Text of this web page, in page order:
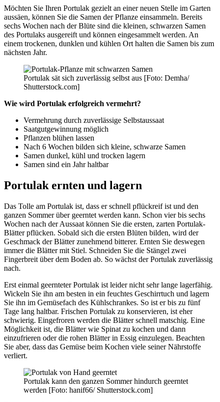
Möchten Sie Ihren Portulak gezielt an einer neuen Stelle im Garten
aussäen, können Sie die Samen der Pflanze einsammeln. Bereits
sechs Wochen nach der Blüte sind die kleinen, schwarzen Samen
des Portulaks ausgereift und können eingesammelt werden. An
einem trockenen, dunklen und kühlen Ort halten die Samen bis zum
nächsten Jahr.
Portulak sät sich zuverlässig selbst aus [Foto: Demha/
Shutterstock.com]
Wie wird Portulak erfolgreich vermehrt?
Vermehrung durch zuverlässige Selbstaussaat
Saatgutgewinnung möglich
Pflanzen blühen lassen
Nach 6 Wochen bilden sich kleine, schwarze Samen
Samen dunkel, kühl und trocken lagern
Samen sind ein Jahr haltbar
Portulak ernten und lagern
Das Tolle am Portulak ist, dass er schnell pflückreif ist und den
ganzen Sommer über geerntet werden kann. Schon vier bis sechs
Wochen nach der Aussaat können Sie die ersten, zarten Portulak-
Blätter pflücken. Sobald sich die ersten Blüten bilden, wird der
Geschmack der Blätter zunehmend bitterer. Ernten Sie deswegen
immer die Blätter mit Stiel. Schneiden Sie die Stängel zwei
Fingerbreit über dem Boden ab. So wächst der Portulak zuverlässig
nach.
Erst einmal geernteter Portulak ist leider nicht sehr lange lagerfähig.
Wickeln Sie ihn am besten in ein feuchtes Geschirrtuch und lagern
Sie ihn im Gemüsefach des Kühlschrankes. So ist er bis zu fünf
Tage lang haltbar. Frischen Portulak zu konservieren, ist eher
schwierig. Eingefroren werden die Blätter schnell matschig. Eine
Möglichkeit ist, die Blätter wie Spinat zu kochen und dann
einzufrieren oder die rohen Blätter in Essig einzulegen. Beachten
Sie aber, dass das Gemüse beim Kochen viele seiner Nährstoffe
verliert.
Portulak kann den ganzen Sommer hindurch geerntet
werden [Foto: hanif66/ Shutterstock.com]